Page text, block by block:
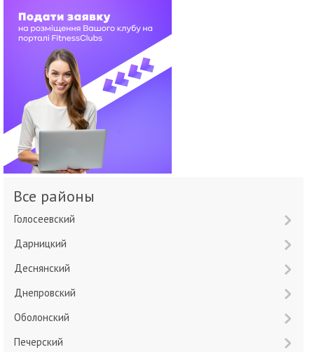
Все районы
Голосеевский
Дарницкий
Деснянский
Днепровский
Оболонский
Печерский